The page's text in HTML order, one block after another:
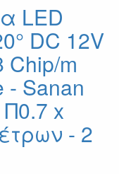
LED
DC 12V
Chip/m
- Sanan
x
- 2